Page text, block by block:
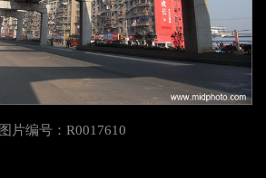
图片编号：R0017610